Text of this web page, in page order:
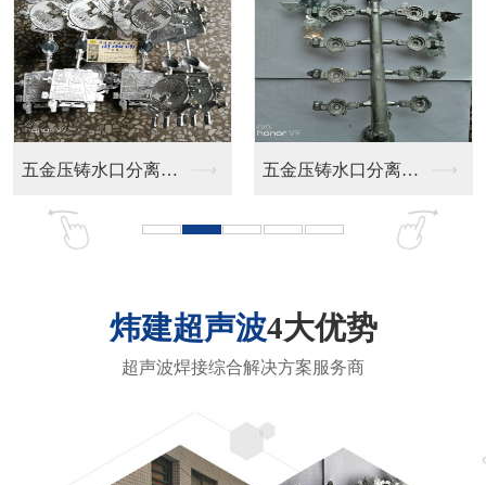
非标自动化超声波焊接... 转盘式自动化超声波焊...
炜建超声波4大优势
超声波焊接综合解决方案服务商